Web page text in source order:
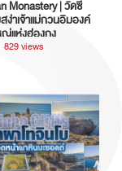
Monastery | วัดซี
าเจ้าแม่กวนอิมองค์
ญ่แห่งฮ่องกง
829 views